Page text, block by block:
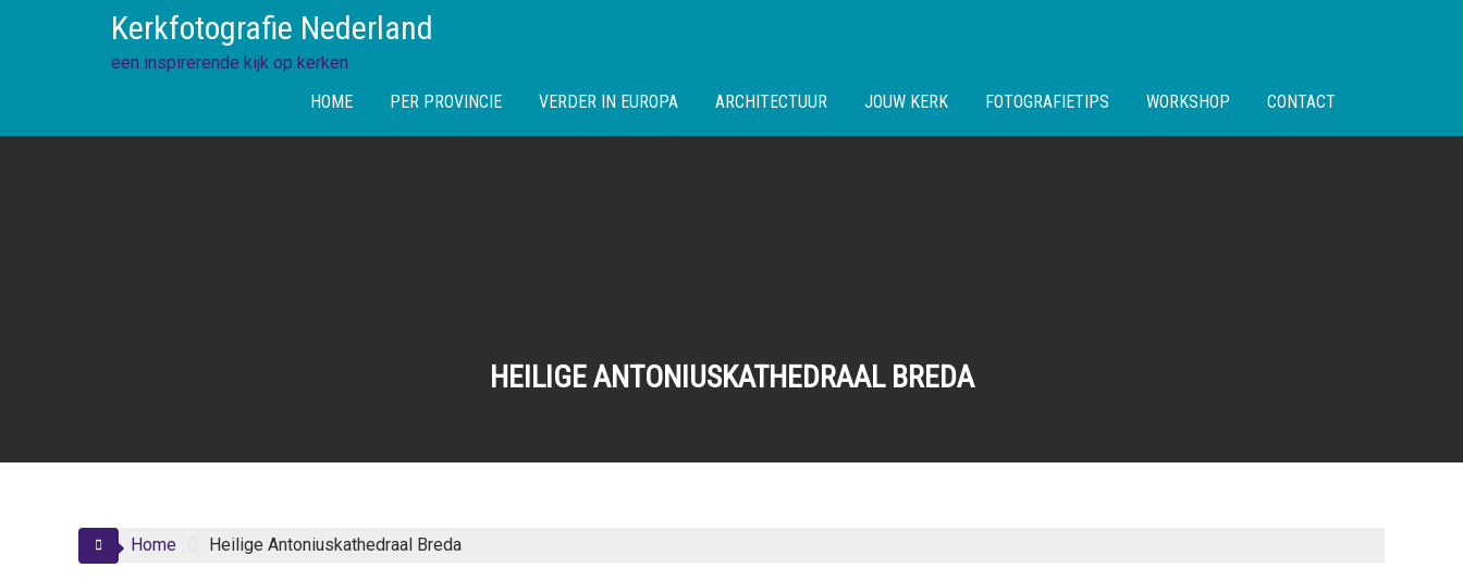
Kerkfotografie Nederland
een inspirerende kijk op kerken
HOME
PER PROVINCIE VERDER IN EUROPA ARCHITECTUUR JOUW KERK FOTOGRAFIETIPS WORKSHOP CONTACT
HEILIGE ANTONIUSKATHEDRAAL BREDA
Home Heilige Antoniuskathedraal Breda